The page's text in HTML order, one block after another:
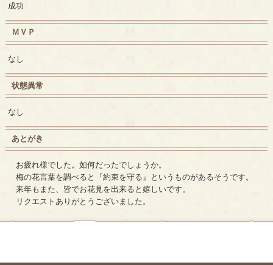
成功
ＭＶＰ
なし
状態異常
なし
あとがき
お疲れ様でした。如何だったでしょうか。
梅の花言葉を調べると『約束を守る』というものがあるそうです。
来年もまた、皆でお花見を出来ると嬉しいです。
リクエストありがとうございました。